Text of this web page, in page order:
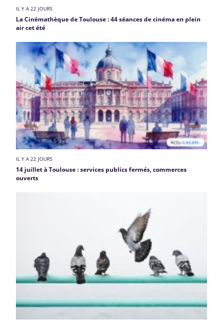
IL Y A 22 JOURS
La Cinémathèque de Toulouse : 44 séances de cinéma en plein
air cet été
IL Y A 22 JOURS
14 juillet à Toulouse : services publics fermés, commerces
ouverts